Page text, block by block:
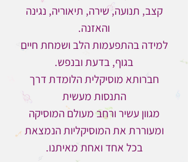
קצב, תנועה, שירה, תיאוריה, נגינה
והאזנה.
למידה בהתפעמות הלב ושמחת חיים
בגוף, בדעת ובנפש.
חברותא מוסיקלית הלומדת דרך
התנסות מעשית
מגוון עשיר ורחב מעולם המוסיקה
ומעוררת את המוסיקליות הנמצאת
בכל אחד ואחת מאיתנו.